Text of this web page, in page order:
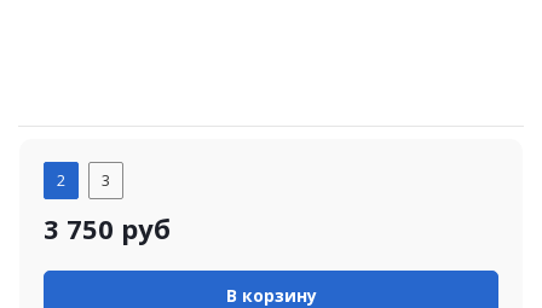
2 3
3 750 руб
В корзину